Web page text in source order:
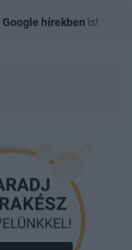
Google hírekben is!